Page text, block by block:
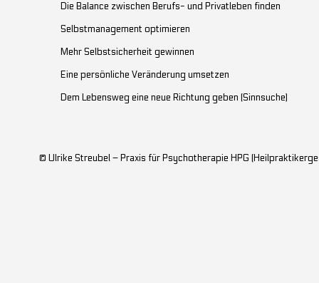
Die Balance zwischen Berufs- und Privatleben finden
Selbstmanagement optimieren
Mehr Selbstsicherheit gewinnen
Eine persönliche Veränderung umsetzen
Dem Lebensweg eine neue Richtung geben (Sinnsuche)
© Ulrike Streubel – Praxis für Psychotherapie HPG